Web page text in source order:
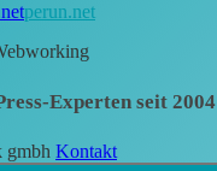
perun.net
Experten seit 2004
gmbh Kontakt